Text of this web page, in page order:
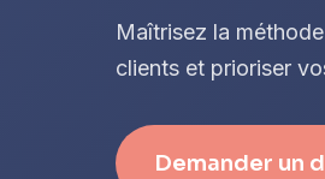
Maîtrisez la
clients et prioriser
Demander un